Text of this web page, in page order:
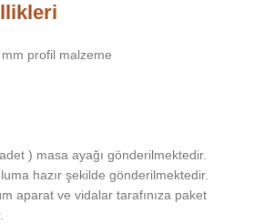
profil malzeme
) masa ayağı gönderilmektedir.
hazır şekilde gönderilmektedir.
aparat ve vidalar tarafınıza paket